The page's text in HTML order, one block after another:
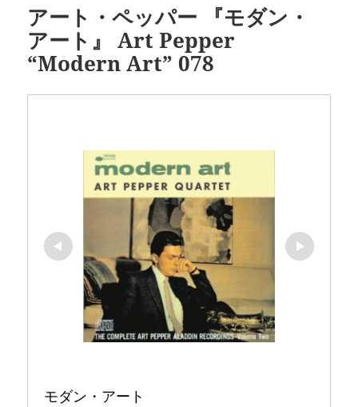
アート・ペッパー 『モダン・
アート』 Art Pepper
“Modern Art” 078
モダン・アート